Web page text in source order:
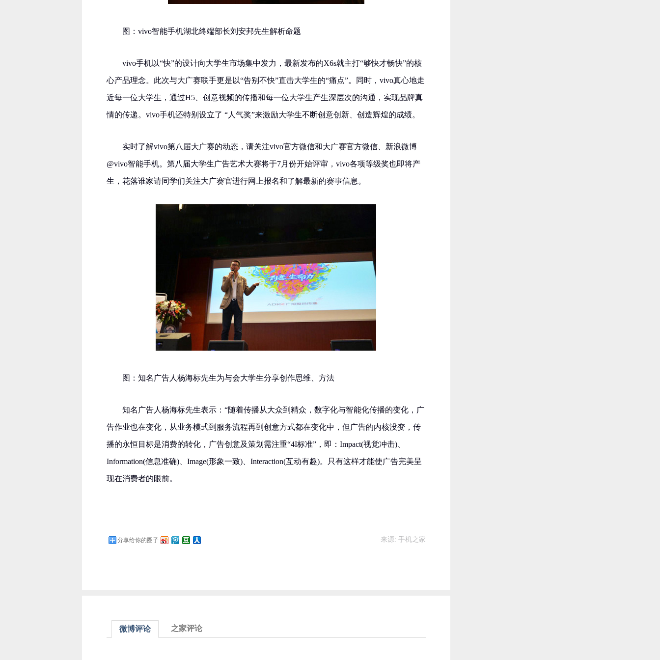
图：vivo智能手机湖北终端部长刘安邦先生解析命题
vivo手机以“快”的设计向大学生市场集中发力，最新发布的X6s就主打“够快才畅快”的核
心产品理念。此次与大广赛联手更是以“告别不快”直击大学生的“痛点”。同时，vivo真心地走
近每一位大学生，通过H5、创意视频的传播和每一位大学生产生深层次的沟通，实现品牌真
情的传递。vivo手机还特别设立了 “人气奖”来激励大学生不断创意创新、创造辉煌的成绩。
实时了解vivo第八届大广赛的动态，请关注vivo官方微信和大广赛官方微信、新浪微博
@vivo智能手机。第八届大学生广告艺术大赛将于7月份开始评审，vivo各项等级奖也即将产
生，花落谁家请同学们关注大广赛官进行网上报名和了解最新的赛事信息。
图：知名广告人杨海标先生为与会大学生分享创作思维、方法
知名广告人杨海标先生表示：“随着传播从大众到精众，数字化与智能化传播的变化，广
告作业也在变化，从业务模式到服务流程再到创意方式都在变化中，但广告的内核没变，传
播的永恒目标是消费的转化，广告创意及策划需注重“4I标准”，即：Impact(视觉冲击)、
Information(信息准确)、Image(形象一致)、Interaction(互动有趣)。只有这样才能使广告完美呈
现在消费者的眼前。
分享给你的圈子 来源: 手机之家
微博评论 之家评论